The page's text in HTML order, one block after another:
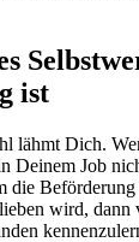
ist
lähmt Dich.
Deinem Job
Beförderung
wird, dann